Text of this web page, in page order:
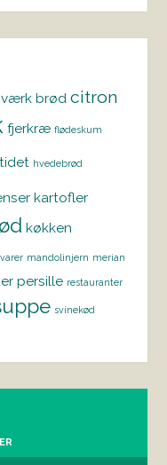
brød citron
fjerkræ flødeskum
hvedebrød
kartofler
køkken
mandolinjern merian
persille restauranter
svinekød